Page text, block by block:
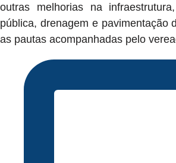
outras melhorias na
pública, drenagem e pavimentação
as pautas acompanhadas pelo